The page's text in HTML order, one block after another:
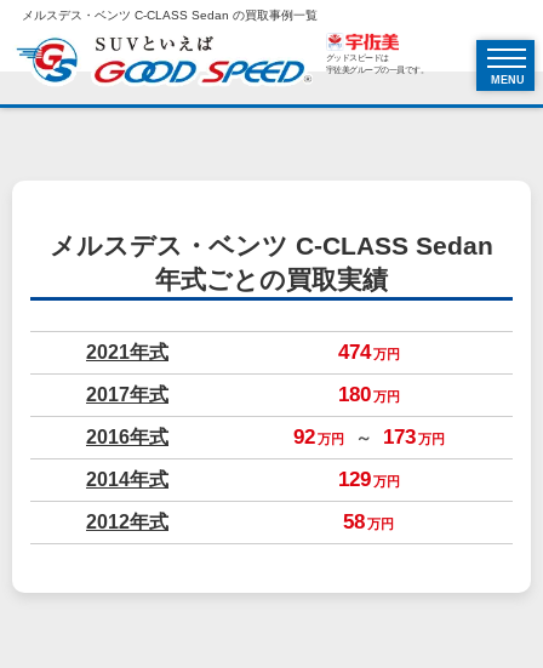
メルスデス・ベンツ C-CLASS Sedan の買取事例一覧
グッドスピードは
宇佐美グループの一員です。
MENU
メルスデス・ベンツ C-CLASS Sedan
年式ごとの買取実績
2021年式 474 万円
2017年式 180 万円
2016年式 92 万円 ～ 173 万円
2014年式 129 万円
2012年式 58万円